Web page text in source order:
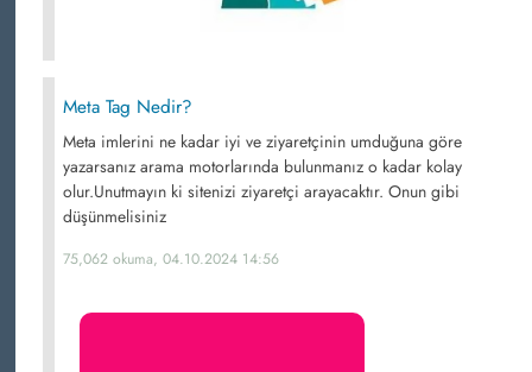
Meta Tag Nedir?
Meta imlerini ne kadar iyi ve ziyaretçinin umduğuna göre
yazarsanız arama motorlarında bulunmanız o kadar kolay
olur.Unutmayın ki sitenizi ziyaretçi arayacaktır. Onun gibi
düşünmelisiniz
75,062 okuma, 04.10.2024 14:56